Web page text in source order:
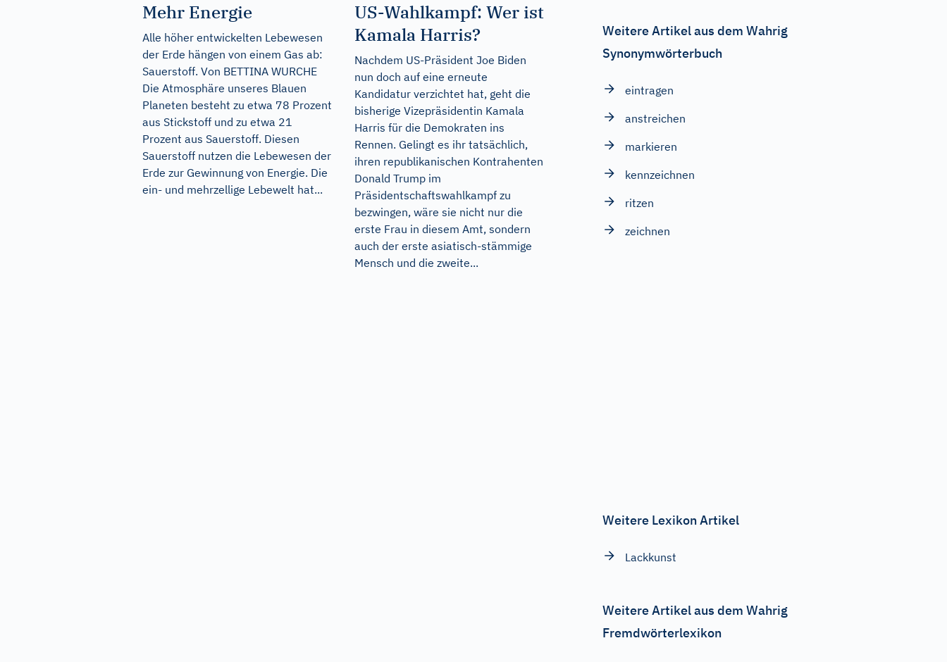
Mehr Energie
Alle höher entwickelten Lebewesen
der Erde hängen von einem Gas ab:
Sauerstoff. Von BETTINA WURCHE
Die Atmosphäre unseres Blauen
Planeten besteht zu etwa 78 Prozent
aus Stickstoff und zu etwa 21
Prozent aus Sauerstoff. Diesen
Sauerstoff nutzen die Lebewesen der
Erde zur Gewinnung von Energie. Die
ein- und mehrzellige Lebewelt hat...
US-Wahlkampf: Wer ist
Kamala Harris?
Nachdem US-Präsident Joe Biden
nun doch auf eine erneute
Kandidatur verzichtet hat, geht die
bisherige Vizepräsidentin Kamala
Harris für die Demokraten ins
Rennen. Gelingt es ihr tatsächlich,
ihren republikanischen Kontrahenten
Donald Trump im
Präsidentschaftswahlkampf zu
bezwingen, wäre sie nicht nur die
erste Frau in diesem Amt, sondern
auch der erste asiatisch-stämmige
Mensch und die zweite...
Weitere Artikel aus dem Wahrig
Synonymwörterbuch
eintragen
anstreichen
markieren
kennzeichnen
ritzen
zeichnen
Weitere Lexikon Artikel
Lackkunst
Weitere Artikel aus dem Wahrig
Fremdwörterlexikon